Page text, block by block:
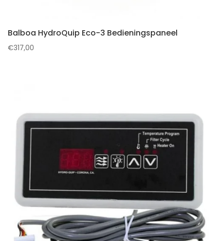
Balboa HydroQuip Eco-3 Bedieningspaneel
€317,00